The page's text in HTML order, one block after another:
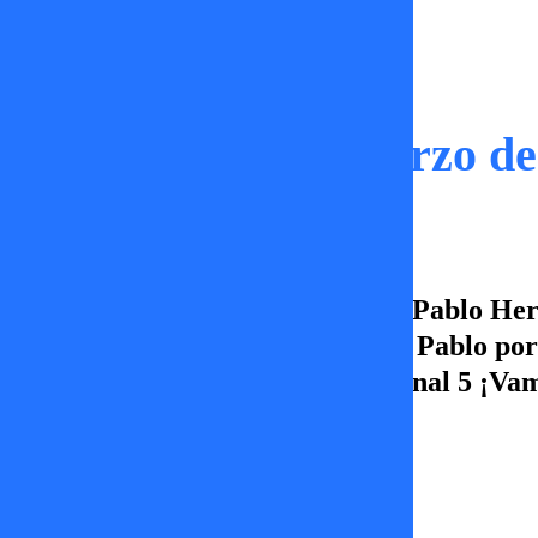
Tal Cual | 10 de Marzo
En este capítulo de Tal Cual con Pablo
con sus amores o el fanatismo de Pablo
las 22:00 horas sólo por TV+, Canal 5